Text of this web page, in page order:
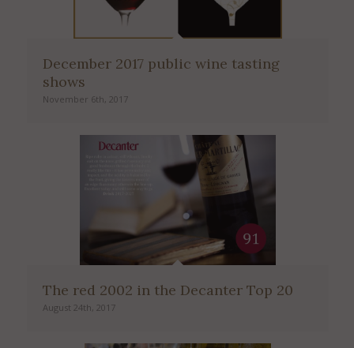
December 2017 public wine tasting
shows
November 6th, 2017
The red 2002 in the Decanter Top 20
August 24th, 2017
To visit the Château Latour Martillac website, you must be of legal
drinking age in your country.
You acknowledge that you have read and unconditionally accept this